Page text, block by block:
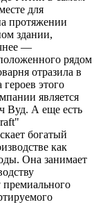
для
протяжении
здании,
—
рядом
отразила в
этого
является
Вуд. А еще есть
богатый
как
Она занимает